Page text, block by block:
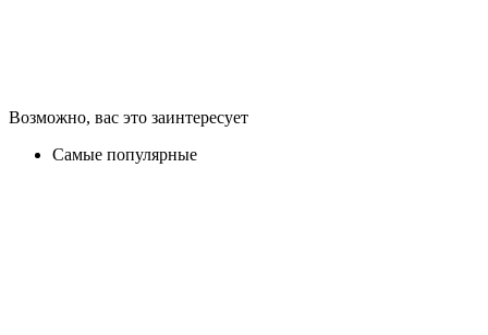
Возможно, вас это заинтересует
Самые популярные